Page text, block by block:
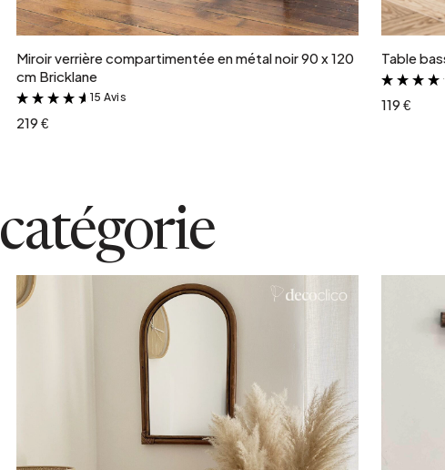
Miroir verrière compartimentée en métal noir 90 x 120
cm Bricklane
&
15 Avis
219 €
Table
119 €
catégorie